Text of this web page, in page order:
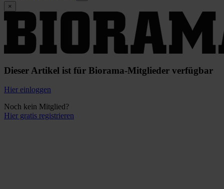
×
Dieser Artikel ist für Biorama-Mitglieder verfügbar
Hier einloggen
Noch kein Mitglied?
Hier gratis registrieren